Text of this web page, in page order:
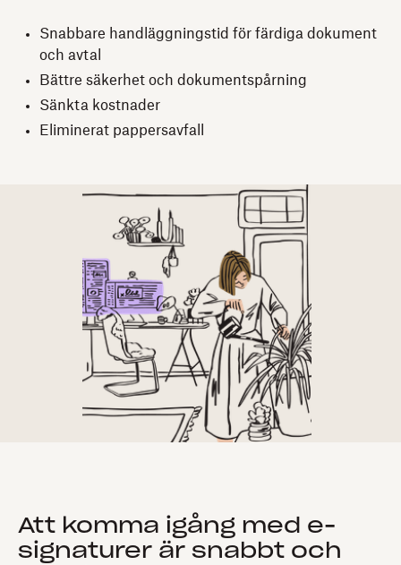
Snabbare handläggningstid för färdiga dokument
och avtal
Bättre säkerhet och dokumentspårning
Sänkta kostnader
Eliminerat pappersavfall
Att komma igång med e-
signaturer är snabbt och